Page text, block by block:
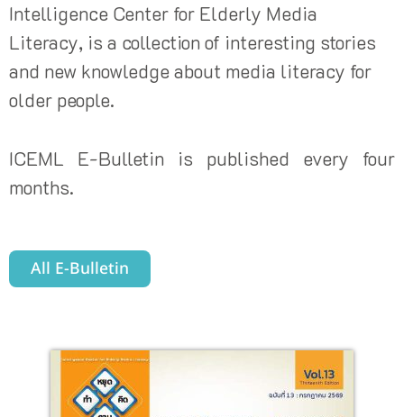
Intelligence Center for Elderly Media
Literacy, is a collection of interesting stories
and new knowledge about media literacy for
older people.
ICEML E-Bulletin is published every four
months.
All E-Bulletin